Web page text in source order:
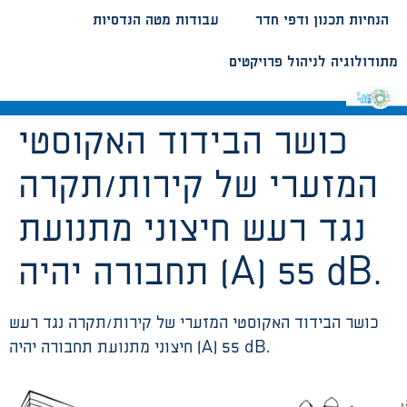
עבודות מטה הנדסיות הנחיות תכנון ודפי חדר
מתודולוגיה לניהול פרויקטים
כושר הבידוד האקוסטי
המזערי של קירות/תקרה
נגד רעש חיצוני מתנועת
תחבורה יהיה (A) 55 dB.
כושר הבידוד האקוסטי המזערי של קירות/תקרה נגד רעש
חיצוני מתנועת תחבורה יהיה (A) 55 dB.